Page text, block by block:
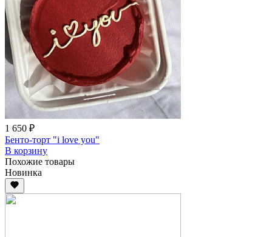
1 650 ₽
Бенто-торт "i love you"
В корзину
Похожие товары
Новинка